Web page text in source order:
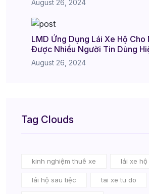
August 26, 2024
LMD Ứng Dụng Lái Xe Hộ Cho
Được Nhiều Người Tin Dùng
August 26, 2024
Tag Clouds
kinh nghiệm thuê xe lái xe hộ
lái hộ sau tiệc tai xe tu do